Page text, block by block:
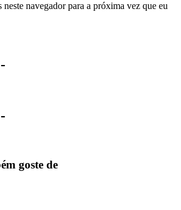
neste navegador para a próxima vez que eu
goste de